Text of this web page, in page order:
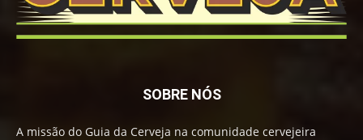
SOBRE NÓS
A missão do Guia da Cerveja na comunidade cervejeira